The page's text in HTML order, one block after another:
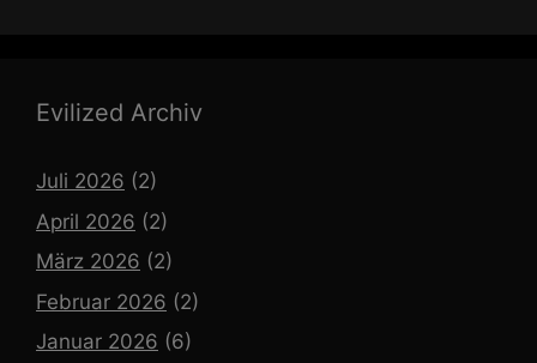
Evilized Archiv
Juli 2026 (2)
April 2026 (2)
März 2026 (2)
Februar 2026 (2)
Januar 2026 (6)